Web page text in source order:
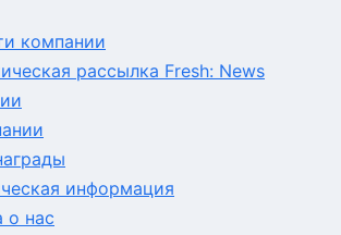
компании
рассылка Fresh: News
информация
о нас